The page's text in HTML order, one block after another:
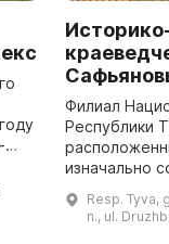
Филиал
Республики
изначально
построен в
Resp. Tyva,
n., ul.